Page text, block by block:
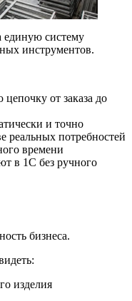
единую систему
инструментов.
от заказа до
и точно
реальных потребностей
времени
в 1С без ручного
бизнеса.
изделия